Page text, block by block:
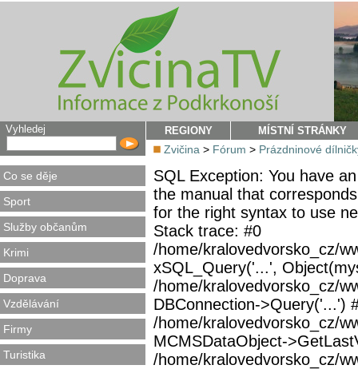
Vyhledej
Co se děje
Sport
Služby občanům
Krimi
Doprava
Vzdělávání
Firmy
Turistika
REGIONY MÍSTNÍ STRÁNKY
Zvičina > Fórum > Prázdninové
SQL Exception: You have
the manual that
for the right syntax to use
Stack trace: #0
/home/kralovedvorsko_cz/
xSQL_Query('...',
/home/kralovedvorsko_cz/
DBConnection->Query('...')
/home/kralovedvorsko_cz/
MCMSDataObject-
/home/kralovedvorsko_cz/